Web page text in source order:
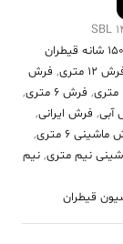
12 متری , فرش
, فرش 6 متری
,
آبی, فرش ایرانی,
6 متری
,
نیم متری, نیم
قیطران